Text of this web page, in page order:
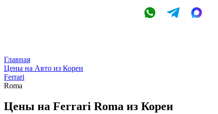
Главная
Цены на Авто из Кореи
Ferrari
Roma
Цены на Ferrari Roma из Кореи